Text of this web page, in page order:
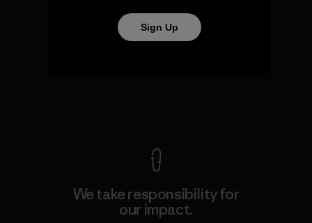
We take responsibility for
our impact.
Sign Up